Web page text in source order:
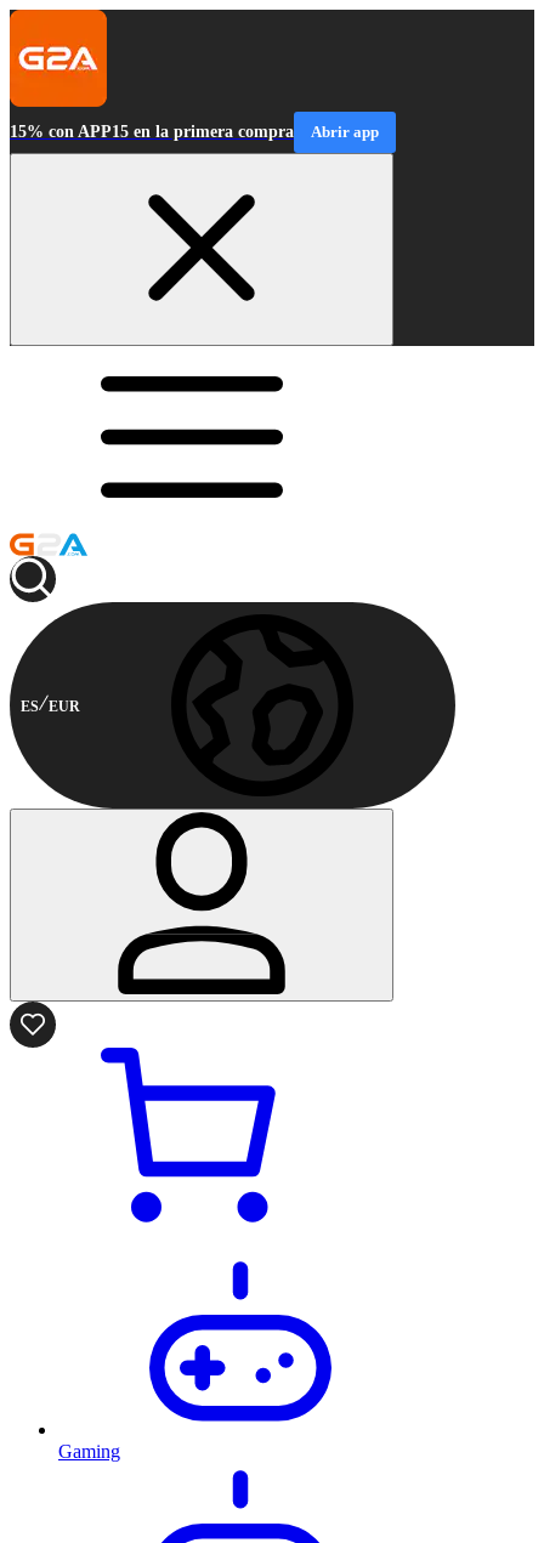
15% con APP15 en la primera compra Abrir app
ES EUR
Gaming